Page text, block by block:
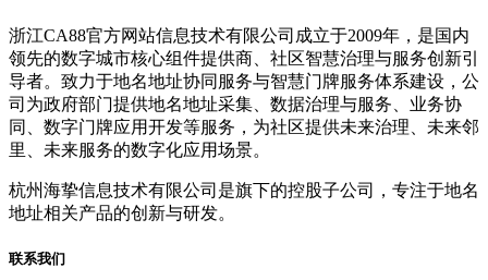
浙江CA88官方网站信息技术有限公司成立于2009年，是国内
领先的数字城市核心组件提供商、社区智慧治理与服务创新引
导者。致力于地名地址协同服务与智慧门牌服务体系建设，公
司为政府部门提供地名地址采集、数据治理与服务、业务协
同、数字门牌应用开发等服务，为社区提供未来治理、未来邻
里、未来服务的数字化应用场景。
杭州海挚信息技术有限公司是旗下的控股子公司，专注于地名
地址相关产品的创新与研发。
联系我们